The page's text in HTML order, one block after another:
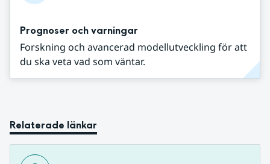
Prognoser och varningar
Forskning och avancerad modellutveckling för att
du ska veta vad som väntar.
Relaterade länkar